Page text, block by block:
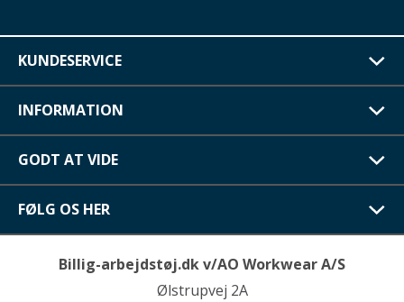
KUNDESERVICE
INFORMATION
GODT AT VIDE
FØLG OS HER
Billig-arbejdstøj.dk v/AO Workwear A/S
Ølstrupvej 2A